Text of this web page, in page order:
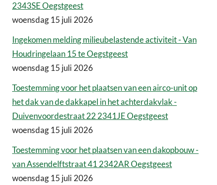
2343SE Oegstgeest
woensdag 15 juli 2026
Ingekomen melding milieubelastende activiteit - Van
Houdringelaan 15 te Oegstgeest
woensdag 15 juli 2026
Toestemming voor het plaatsen van een airco-unit op
het dak van de dakkapel in het achterdakvlak -
Duivenvoordestraat 22 2341JE Oegstgeest
woensdag 15 juli 2026
Toestemming voor het plaatsen van een dakopbouw -
van Assendelftstraat 41 2342AR Oegstgeest
woensdag 15 juli 2026